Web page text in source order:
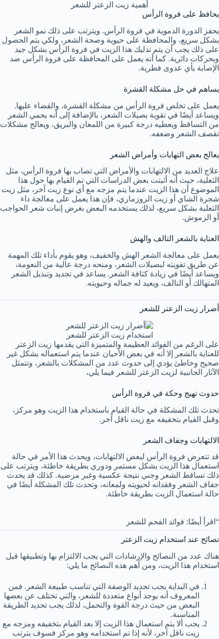
أهمية زيت الزعتر للشعر
يحافظ على فروة الرأس
يحفز الدورة الدموية في فروة الرأس. ويترتب على ذلك نمو الشعر
بشكل سريع، والمحافظة على حيوية وصحة الشعر، ولكي يتم الحصول
على ذلك يجب أن يتم تدليك هذا الزيت في فروة الرأس بشكل جيد
وبحركات دائرية. كما أنه يعمل على المحافظة على فروة الرأس ضد
الإصابة بأي عدوى فطرية.
يساهم في حل مشكلة القشرة
يعمل على تخلص فروة الرأس من مشكلة القشرة، والقضاء عليها.
ويساعد أيضًا في تقوية بصيلات الشعر، بالإضافة إلى أنه يحمي الشعر
من التساقط ويعطيه درجة كبيرة من اللمعان والبريق، ويعالج مشكلات
تقصف الشعر وضعفه.
يعالج بعض التهابات وأمراض الشعر
علاج العديد من الالتهابات والأمراض التي تصاب بها فروة الرأس، مثل
الثعلبة، حيث أنه أثبتت بعض الدراسات التي تم القيام بها حول هذا
الموضوع أن هذا الزيت عندما يتم مزجه مع أي نوع زيت آخر، مثل زيت
شجرة الشاي أو زيت الروزماري، فإن هذا يعمل على معالجة داء
الثعلبة بشكل سريع، لذلك يستخدمه البعض بغرض إنبات شعر الحواجب
أو الرموش.
العناية بالشعر التالف والهش
يعمل على معالجة الشعر الهش والخفيف، وهو يقوم بأداء تلك المهمة
عن طريق تقويته لبصيلات الشعر، ومنحه درجة عالية من النعومة،
ويساعد أيضًا في زيادة كثافة الشعر. يساعد في تجديد وتبديل الشعر
المتهالك أو التالف، ويعيد له جماله وحيويته.
أضرار زيت الزعتر للشعر
استخدام زيت الزعتر للشعر
على الرغم من الفوائد العظيمة والمتميزة التي يقدمها زيت الزعتر
للعناية بالشعر إلا أنه في بعض الأحيان عندما يتم استعماله بشكل غير
صحيح وخاطئ يؤدي إلى حدوث عدد من المشكلات بالشعر، وتتمثل
الآثار الجانبية لزيت الزعتر للشعر فيما يلي،
حدوث تهيج وحكة في فروة الرأس
تحدث تلك المشكلة في حالة القيام باستخدام هذا الزيت وهو مركز،
وقبل القيام بتخفيفه مع زيت ناقل آخر.
الالتهابات وجفاف الشعر
قد تتعرض فروة الرأس لبعض الالتهابات، ويحدث هذا الأمر في حالة
استعمال هذا الزيت بشكل مستمر ودوري بطريقة خاطئة، ويترتب على
ذلك تساقط الشعر وجني نتيجة عكسية وغير مرضية. كذلك قد يحدث
جفاف الشعر وفقدانه لحيويته ولمعانه، وتحدث تلك المشكلة أيضًا في
حالة استعمال الزيت بطريقة خاطئة.
“اقرأ أيضًا: فوائد الفحم للشعر
نصائح عند استخدام زيت الزعتر
هناك عدد من النصائح والإرشادات التي يجب الالتزام بها وتطبيقها قبل
استخدام هذا الزيت، ومن أهم هذه النصائح ما يلي:
في البداية يجب تحديد الوصفة التي تناسب طبيعة الشعر. فمن
المعروف أنه يوجد أنواع متعددة للشعر، والتي تختلف عن بعضها
البعض من حيث درجة القوة والتحمل، لذلك يجب تحديد الطريقة
المناسبة.
يجب ألا يتم استعمال هذا الزيت إلا بعد القيام بتخفيفه ومزجه مع
زيت ناقل آخر، لأنه إذا تم استخدامه وهو مركز فسوف يترتب